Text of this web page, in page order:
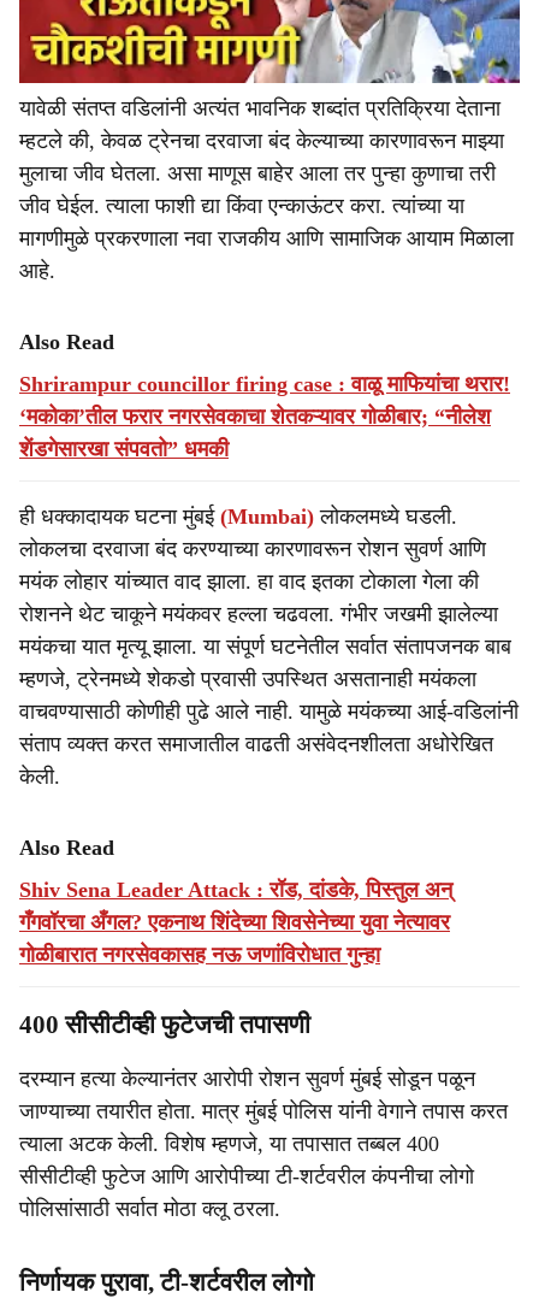
यावेळी संतप्त वडिलांनी अत्यंत भावनिक शब्दांत प्रतिक्रिया देताना
म्हटले की, केवळ ट्रेनचा दरवाजा बंद केल्याच्या कारणावरून माझ्या
मुलाचा जीव घेतला. असा माणूस बाहेर आला तर पुन्हा कुणाचा तरी
जीव घेईल. त्याला फाशी द्या किंवा एन्काऊंटर करा. त्यांच्या या
मागणीमुळे प्रकरणाला नवा राजकीय आणि सामाजिक आयाम मिळाला
आहे.
Also Read
Shrirampur councillor firing case : वाळू माफियांचा थरार!
‘मकोका’तील फरार नगरसेवकाचा शेतकऱ्यावर गोळीबार; “नीलेश
शेंडगेसारखा संपवतो” धमकी
ही धक्कादायक घटना मुंबई (Mumbai) लोकलमध्ये घडली.
लोकलचा दरवाजा बंद करण्याच्या कारणावरून रोशन सुवर्ण आणि
मयंक लोहार यांच्यात वाद झाला. हा वाद इतका टोकाला गेला की
रोशनने थेट चाकूने मयंकवर हल्ला चढवला. गंभीर जखमी झालेल्या
मयंकचा यात मृत्यू झाला. या संपूर्ण घटनेतील सर्वात संतापजनक बाब
म्हणजे, ट्रेनमध्ये शेकडो प्रवासी उपस्थित असतानाही मयंकला
वाचवण्यासाठी कोणीही पुढे आले नाही. यामुळे मयंकच्या आई-वडिलांनी
संताप व्यक्त करत समाजातील वाढती असंवेदनशीलता अधोरेखित
केली.
Also Read
Shiv Sena Leader Attack : रॉड, दांडके, पिस्तुल अन्
गँगवॉरचा अँगल? एकनाथ शिंदेच्या शिवसेनेच्या युवा नेत्यावर
गोळीबारात नगरसेवकासह नऊ जणांविरोधात गुन्हा
400 सीसीटीव्ही फुटेजची तपासणी
दरम्यान हत्या केल्यानंतर आरोपी रोशन सुवर्ण मुंबई सोडून पळून
जाण्याच्या तयारीत होता. मात्र मुंबई पोलिस यांनी वेगाने तपास करत
त्याला अटक केली. विशेष म्हणजे, या तपासात तब्बल 400
सीसीटीव्ही फुटेज आणि आरोपीच्या टी-शर्टवरील कंपनीचा लोगो
पोलिसांसाठी सर्वात मोठा क्लू ठरला.
निर्णायक पुरावा, टी-शर्टवरील लोगो